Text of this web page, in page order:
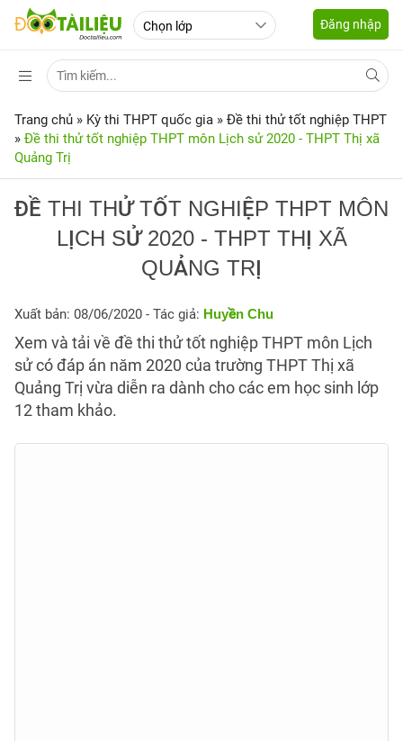
Đăng nhập
Trang chủ » Kỳ thi THPT quốc gia » Đề thi thử tốt nghiệp THPT
» Đề thi thử tốt nghiệp THPT môn Lịch sử 2020 - THPT Thị xã
Quảng Trị
ĐỀ THI THỬ TỐT NGHIỆP THPT MÔN
LỊCH SỬ 2020 - THPT THỊ XÃ
QUẢNG TRỊ
Xuất bản: 08/06/2020 - Tác giả: Huyền Chu
Xem và tải về đề thi thử tốt nghiệp THPT môn Lịch
sử có đáp án năm 2020 của trường THPT Thị xã
Quảng Trị vừa diễn ra dành cho các em học sinh lớp
12 tham khảo.